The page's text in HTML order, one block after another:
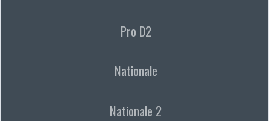
Pro D2
Nationale
Nationale 2